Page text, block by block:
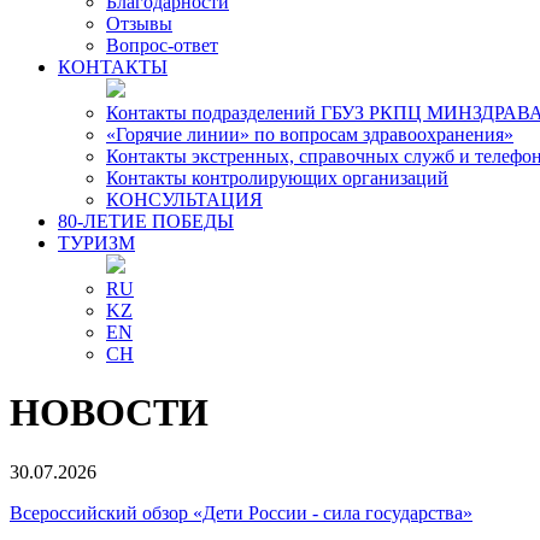
Отзывы
Вопрос-ответ
КОНТАКТЫ
Контакты подразделений ГБУЗ РКПЦ
«Горячие линии» по вопросам здравоохранения»
Контакты экстренных, справочных служб и
Контакты контролирующих организаций
КОНСУЛЬТАЦИЯ
80-ЛЕТИЕ ПОБЕДЫ
ТУРИЗМ
RU
KZ
EN
CH
НОВОСТИ
30.07.2026
Всероссийский обзор «Дети России - сила государства»